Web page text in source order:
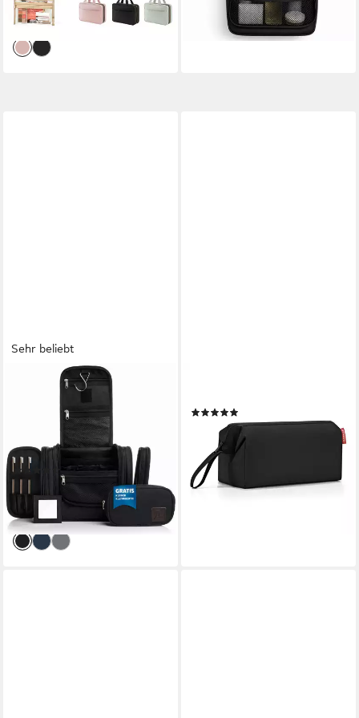
Spritzwassergeschützt
-46%
lieferbar - in 4-5 Werktagen bei dir
lieferbar - in 4-5 Werktagen bei dir
Sehr beliebt
Kulturbeutel XXL 8 Liter (Set,
2 Teilig), zum Aufhängen -
Kosmetiktasche für Damen &
Herren 10 Fächer
(38)
UVP25,99 €
lieferbar - in 4-5 Werktagen bei dir
ab 18,25 €
lieferbar - in 2-3 Werktagen bei dir